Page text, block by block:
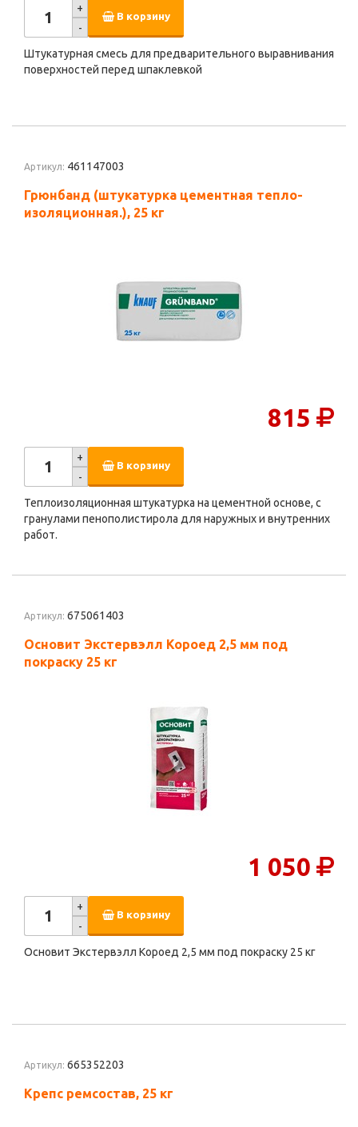
+
-
В корзину
Штукатурная смесь для предварительного выравнивания
поверхностей перед шпаклевкой
Артикул: 461147003
Грюнбанд (штукатурка цементная тепло-
изоляционная.), 25 кг
815
+
-
В корзину
Теплоизоляционная штукатурка на цементной основе, с
гранулами пенополистирола для наружных и внутренних
работ.
Артикул: 675061403
Основит Экстервэлл Короед 2,5 мм под
покраску 25 кг
1 050
+
-
В корзину
Основит Экстервэлл Короед 2,5 мм под покраску 25 кг
Артикул: 665352203
Крепс ремсостав, 25 кг